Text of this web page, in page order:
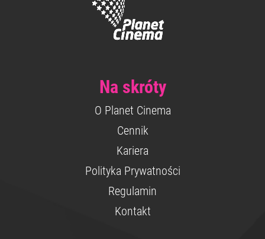
Na skróty
O Planet Cinema
Cennik
Kariera
Polityka Prywatności
Regulamin
Kontakt